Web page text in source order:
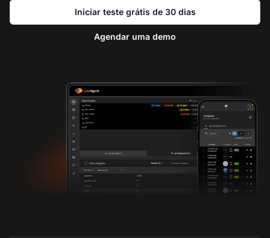
Iniciar teste grátis de 30 dias
Agendar uma demo